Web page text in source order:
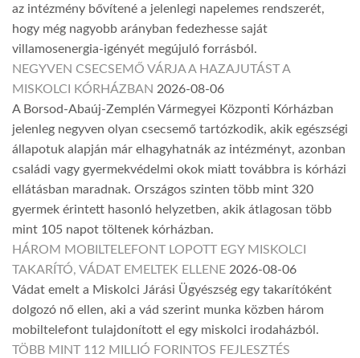
az intézmény bővítené a jelenlegi napelemes rendszerét,
hogy még nagyobb arányban fedezhesse saját
villamosenergia-igényét megújuló forrásból.
NEGYVEN CSECSEMŐ VÁRJA A HAZAJUTÁST A
MISKOLCI KÓRHÁZBAN 2026-08-06
A Borsod-Abaúj-Zemplén Vármegyei Központi Kórházban
jelenleg negyven olyan csecsemő tartózkodik, akik egészségi
állapotuk alapján már elhagyhatnák az intézményt, azonban
családi vagy gyermekvédelmi okok miatt továbbra is kórházi
ellátásban maradnak. Országos szinten több mint 320
gyermek érintett hasonló helyzetben, akik átlagosan több
mint 105 napot töltenek kórházban.
HÁROM MOBILTELEFONT LOPOTT EGY MISKOLCI
TAKARÍTÓ, VÁDAT EMELTEK ELLENE 2026-08-06
Vádat emelt a Miskolci Járási Ügyészség egy takarítóként
dolgozó nő ellen, aki a vád szerint munka közben három
mobiltelefont tulajdonított el egy miskolci irodaházból.
TÖBB MINT 112 MILLIÓ FORINTOS FEJLESZTÉS